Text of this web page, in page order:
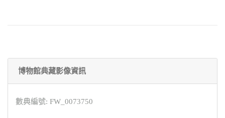
博物館典藏影像資訊
數典編號: FW_0073750